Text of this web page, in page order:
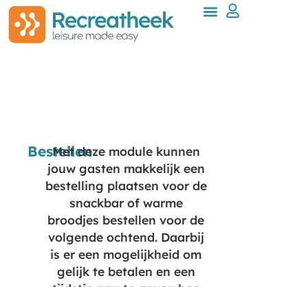
Bestellen
Met deze module kunnen
jouw gasten makkelijk een
bestelling plaatsen voor de
snackbar of warme
broodjes bestellen voor de
volgende ochtend. Daarbij
is er een mogelijkheid om
gelijk te betalen en een